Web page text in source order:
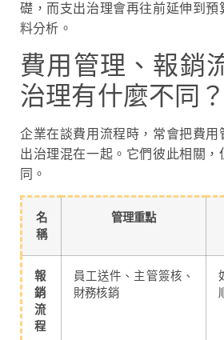
礎，而支出治理會再往前延伸到預
料分析。
費用管理、報銷
治理有什麼不同？
企業在談費用流程時，常會把費用
出治理混在一起。它們彼此相關，
同。
名
稱
管理重點
報
銷
流
程
員工送件、主管簽核、
財務核銷